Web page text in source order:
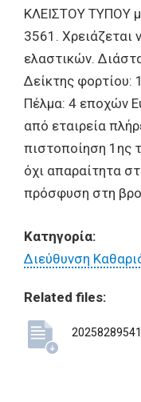
ΚΛΕΙΣΤΟΥ ΤΥΠΟΥ
3561. Χρειάζεται
ελαστικών.
Δείκτης φορτίου:
Πέλμα: 4 εποχών
από εταιρεία
πιστοποίηση 1ης
όχι απαραίτητα
πρόσφυση στη
Κατηγορία:
Διεύθυνση
Related files: